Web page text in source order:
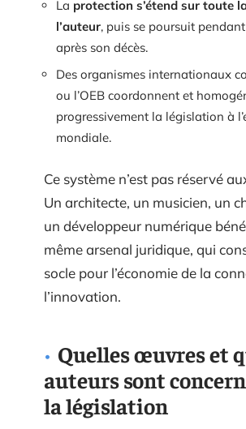
La protection s’étend sur toute
l’auteur, puis se poursuit
après son décès.
Des organismes internationaux
ou l’OEB coordonnent et
progressivement la législation à
mondiale.
Ce système n’est pas réservé
Un architecte, un musicien, un
un développeur numérique
même arsenal juridique, qui
socle pour l’économie de la
l’innovation.
Quelles œuvres et
auteurs sont
la législation